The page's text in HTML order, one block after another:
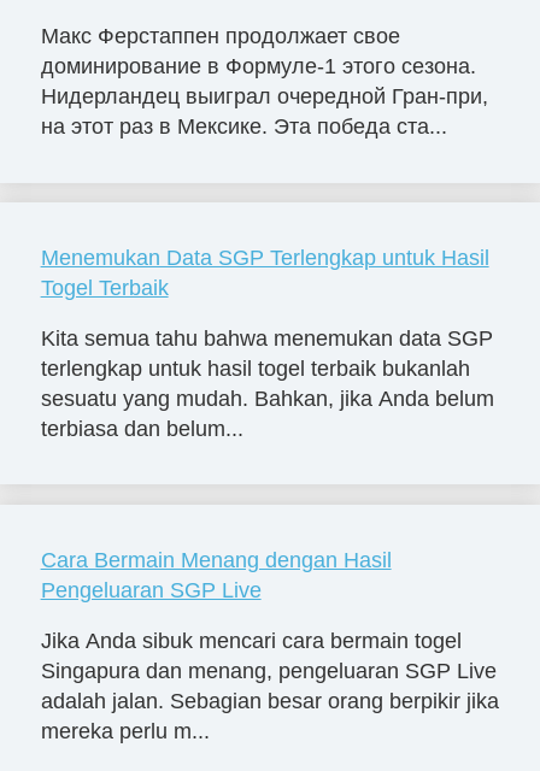
Макс Ферстаппен продолжает свое
доминирование в Формуле-1 этого сезона.
Нидерландец выиграл очередной Гран-при,
на этот раз в Мексике. Эта победа ста...
Menemukan Data SGP Terlengkap untuk Hasil
Togel Terbaik
Kita semua tahu bahwa menemukan data SGP
terlengkap untuk hasil togel terbaik bukanlah
sesuatu yang mudah. Bahkan, jika Anda belum
terbiasa dan belum...
Cara Bermain Menang dengan Hasil
Pengeluaran SGP Live
Jika Anda sibuk mencari cara bermain togel
Singapura dan menang, pengeluaran SGP Live
adalah jalan. Sebagian besar orang berpikir jika
mereka perlu m...